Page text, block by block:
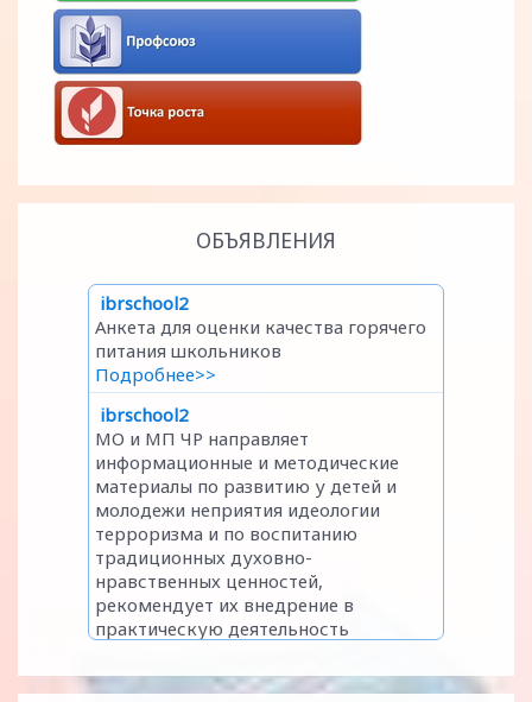
ОБЪЯВЛЕНИЯ